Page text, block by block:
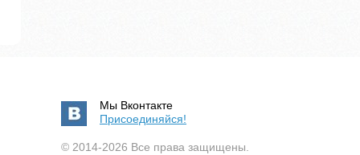
Мы Вконтакте
Присоединяйся!
© 2014-2026 Все права защищены.